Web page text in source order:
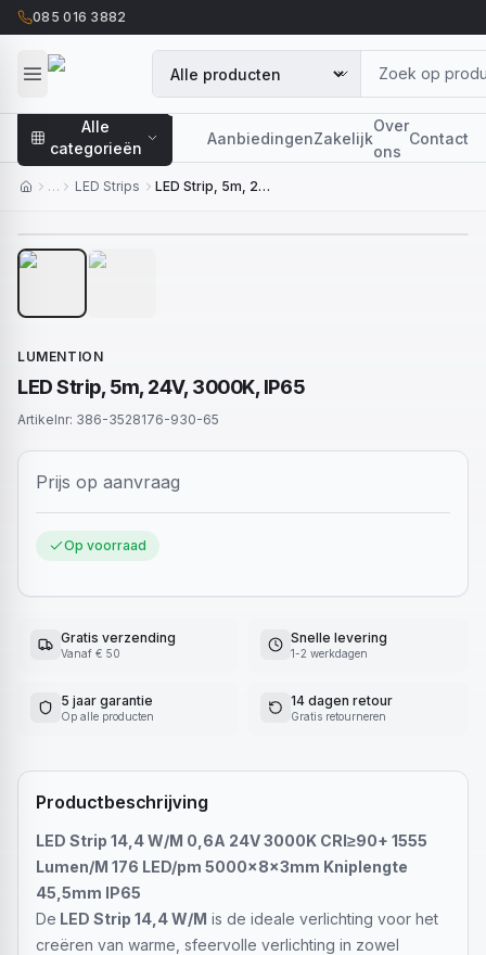
085 016 3882
Alle
categorieën
AanbiedingenZakelijk
Over
ons
Contact
… LED Strips
LED Strip, 5m, 24V, 3000K, IP65
LUMENTION
LED Strip, 5m, 24V, 3000K, IP65
Artikelnr: 386-3528176-930-65
Prijs op aanvraag
Op voorraad
Gratis verzending
Vanaf € 50
Snelle levering
1-2 werkdagen
5 jaar garantie
Op alle producten
14 dagen retour
Gratis retourneren
Productbeschrijving
LED Strip 14,4 W/M 0,6A 24V 3000K CRI≥90+ 1555
Lumen/M 176 LED/pm 5000x8x3mm Kniplengte
45,5mm IP65
De LED Strip 14,4 W/M is de ideale verlichting voor het
creëren van warme, sfeervolle verlichting in zowel